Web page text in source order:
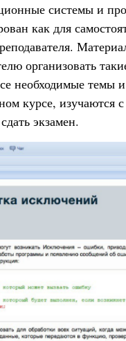
системы и
как для
организовать
необходимые темы
курсе, изучаются
экзамен.